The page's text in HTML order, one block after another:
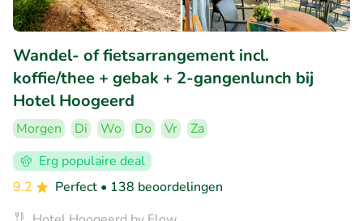
Wandel- of fietsarrangement incl.
koffie/thee + gebak + 2-gangenlunch bij
Hotel Hoogeerd
Morgen Di Wo Do Vr
Za
Erg populaire deal
9.2
Perfect • 138 beoordelingen